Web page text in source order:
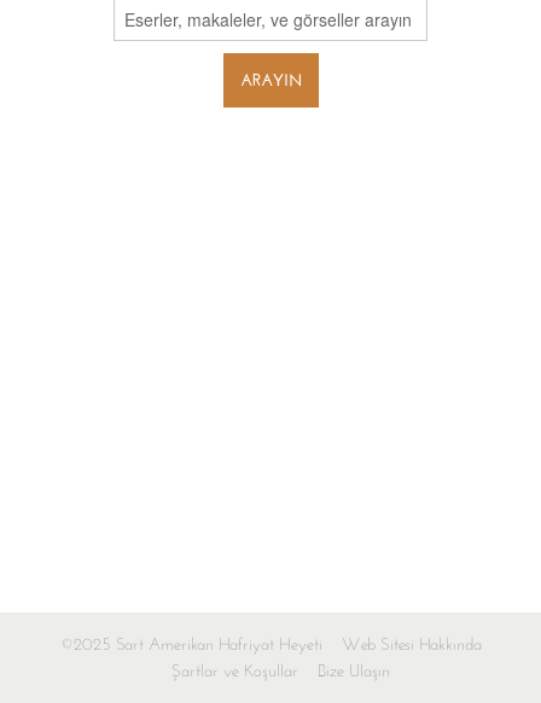
©2025 Sart Amerikan Hafriyat Heyeti
Web Sitesi Hakkında
Şartlar ve Koşullar
Bize Ulaşın